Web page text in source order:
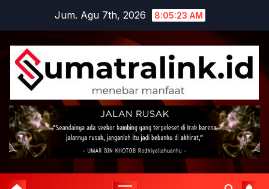
content
Jum. Agu 7th, 2026 8:05:23 AM